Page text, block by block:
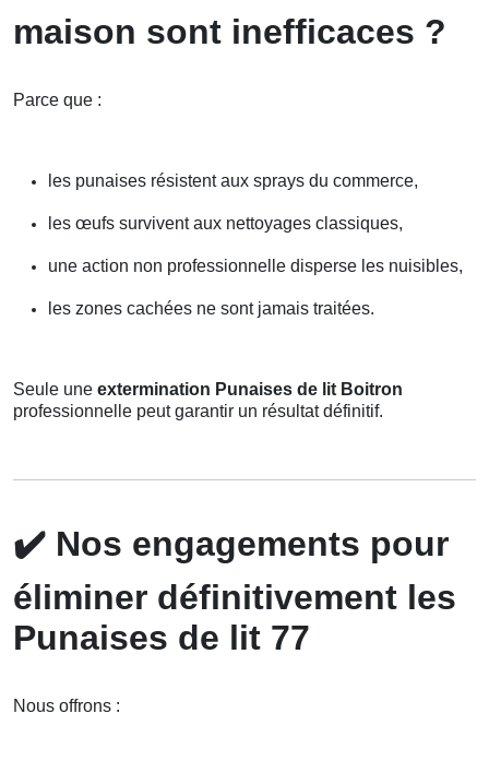
maison sont inefficaces ?
Parce que :
les punaises résistent aux sprays du commerce,
les œufs survivent aux nettoyages classiques,
une action non professionnelle disperse les nuisibles,
les zones cachées ne sont jamais traitées.
Seule une extermination Punaises de lit Boitron
professionnelle peut garantir un résultat définitif.
✔️ Nos engagements pour
éliminer définitivement les
Punaises de lit 77
Nous offrons :